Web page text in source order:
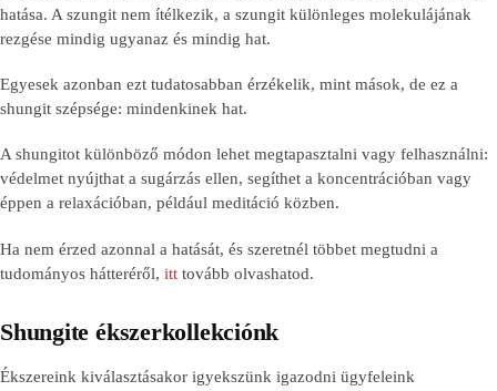
hatása. A szungit nem ítélkezik, a szungit különleges molekulájának
rezgése mindig ugyanaz és mindig hat.
Egyesek azonban ezt tudatosabban érzékelik, mint mások, de ez a
shungit szépsége: mindenkinek hat.
A shungitot különböző módon lehet megtapasztalni vagy felhasználni:
védelmet nyújthat a sugárzás ellen, segíthet a koncentrációban vagy
éppen a relaxációban, például meditáció közben.
Ha nem érzed azonnal a hatását, és szeretnél többet megtudni a
tudományos hátteréről, itt tovább olvashatod.
Shungite ékszerkollekciónk
Ékszereink kiválasztásakor igyekszünk igazodni ügyfeleink